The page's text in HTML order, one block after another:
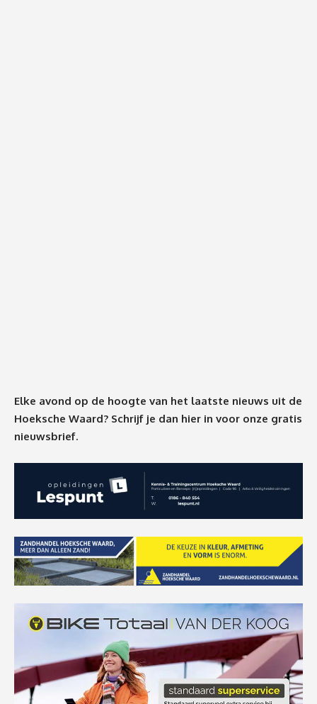
Elke avond op de hoogte van het laatste nieuws uit de
Hoeksche Waard? Schrijf je dan hier in voor onze gratis
nieuwsbrief.